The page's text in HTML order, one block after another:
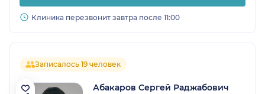
Клиника перезвонит завтра после 11:00
Записалось 19 человек
Абакаров Сергей Раджабович